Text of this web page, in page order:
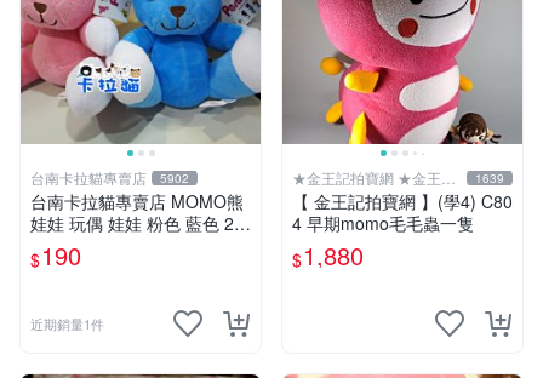
台南卡拉貓專賣店 5902
台南卡拉貓專賣店 MOMO熊
娃娃 玩偶 娃娃 粉色 藍色 2色
分售
$190
近期銷量1件
★金王記拍寶網 ★金王記
拍寶趣
1639
【 金王記拍寶網 】(學4) C80
4 早期momo毛毛蟲一隻
$1,880